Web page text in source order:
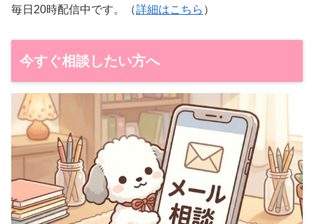
毎日20時配信中です。（詳細はこちら ）
今すぐ相談したい方へ